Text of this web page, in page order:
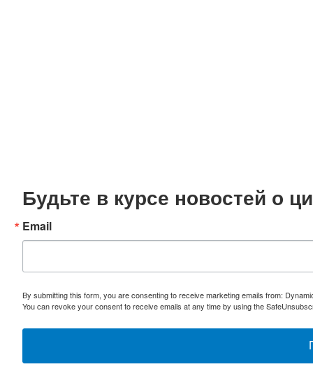
Будьте в курсе новостей о
Email
By submitting this form, you are consenting to receive marketing emails from:
You can revoke your consent to receive emails at any time by using the